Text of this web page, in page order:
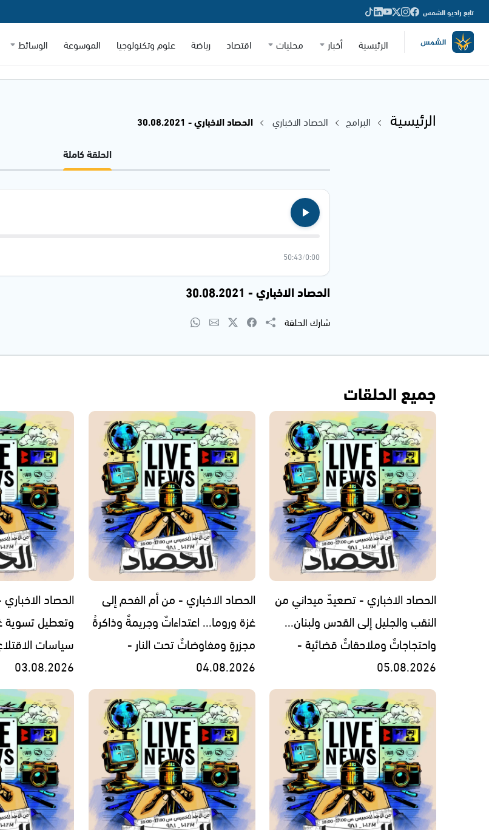
تابع راديو الشمس
الرئيسية أخبار محليات اقتصاد رياضة علوم وتكنولوجيا الموسوعة الوسائط
الرئيسية البرامج الحصاد الاخباري
الحصاد الاخباري - 30.08.2021
الحلقة كاملة
0:00
/
50:43
الحصاد الاخباري - 30.08.2021
شارك الحلقة
جميع الحلقات
الحصاد الاخباري - تصعيدٌ ميداني من
النقب والجليل إلى القدس ولبنان...
واحتجاجاتٌ وملاحقاتٌ قضائية -
05.08.2026
الحصاد الاخباري - من أم الفحم إلى
غزة وروما... اعتداءاتٌ وجريمةٌ وذاكرةُ
مجزرةٍ ومفاوضاتٌ تحت النار -
04.08.2026
الحصاد
وتعطيل تسوية
سياسات
03.08.2026